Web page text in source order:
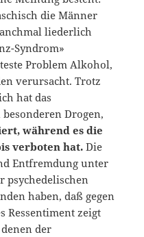
die Männer
liederlich
Syndrom»
Problem Alkohol,
verursacht. Trotz
hat das
Drogen,
während es die
verboten hat. Die
Entfremdung unter
psychedelischen
haben, daß gegen
Ressentiment zeigt
der